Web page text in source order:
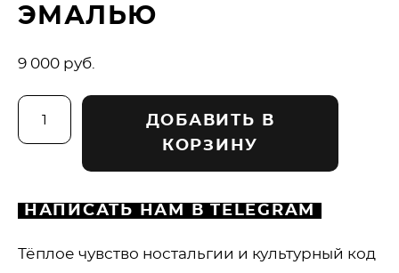
ЭМАЛЬЮ
9 000 pуб.
ДОБАВИТЬ В
КОРЗИНУ
НАПИСАТЬ НАМ В TELEGRAM
Тёплое чувство ностальгии и культурный код